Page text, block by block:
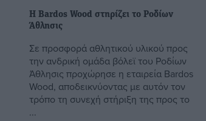
Η Bardos Wood στηρίζει το Ροδίων
Άθλησις
Σε προσφορά αθλητικού υλικού προς
την ανδρική ομάδα βόλεϊ του Ροδίων
Άθλησις προχώρησε η εταιρεία Bardos
Wood, αποδεικνύοντας με αυτόν τον
τρόπο τη συνεχή στήριξη της προς το
...